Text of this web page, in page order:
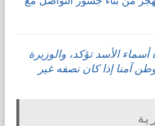
الأسد تؤكد، والوزيرة
آمنا إذا كان نصفه غير